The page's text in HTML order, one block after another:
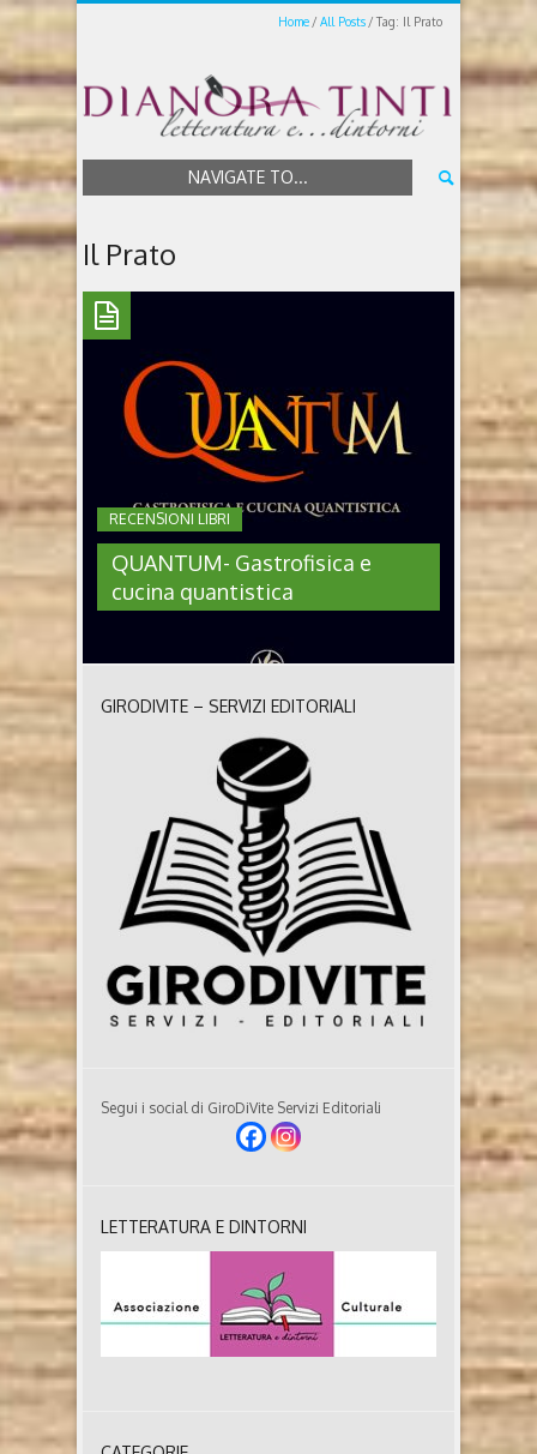
Home All Posts Tag: Il Prato
NAVIGATE TO...
Il Prato
RECENSIONI LIBRI
QUANTUM- Gastrofisica e
cucina quantistica
QUANTUM- GASTROFISICA E
CUCINA QUANTISTICA
QUANTUM- Gastrofisica e cucina quantistica di
Sibyl von der Schulenburg e Agostino Sala (Il Prato,
2024) Chi sono gli autori Sibyl von der Schulenburg
Figlia di due autori tedeschi, è nata e cresciuta sul
lago di Lugano, in Svizzera. Si è laureata in
giurisprudenza e ha una seconda laurea in scienze
psicologiche. Dopo una carriera ..
GIRODIVITE – SERVIZI EDITORIALI
Segui i social di GiroDiVite Servizi Editoriali
LETTERATURA E DINTORNI